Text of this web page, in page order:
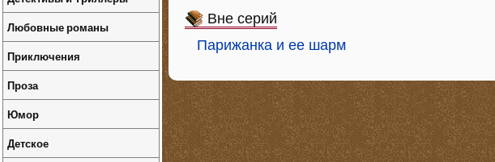
Вне серий
Парижанка и ее шарм
Любовные романы
Приключения
Проза
Юмор
Детское